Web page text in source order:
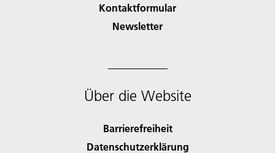
Kontaktformular
Newsletter
Über die Website
Barrierefreiheit
Datenschutzerklärung